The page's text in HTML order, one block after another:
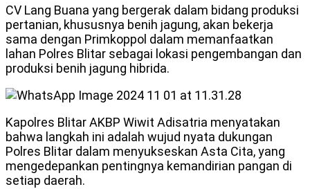
CV Lang Buana yang bergerak dalam bidang produksi
pertanian, khususnya benih jagung, akan bekerja
sama dengan Primkoppol dalam memanfaatkan
lahan Polres Blitar sebagai lokasi pengembangan dan
produksi benih jagung hibrida.
Kapolres Blitar AKBP Wiwit Adisatria menyatakan
bahwa langkah ini adalah wujud nyata dukungan
Polres Blitar dalam menyukseskan Asta Cita, yang
mengedepankan pentingnya kemandirian pangan di
setiap daerah.